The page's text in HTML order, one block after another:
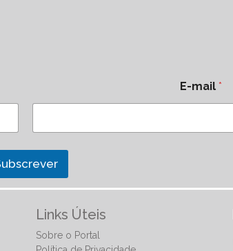
E-mail*
Links Úteis
Sobre o Portal